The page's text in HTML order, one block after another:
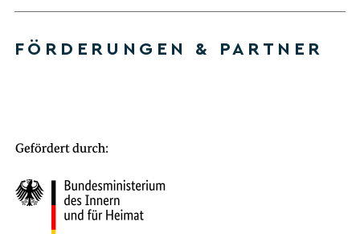
FÖRDERUNGEN & PARTNER